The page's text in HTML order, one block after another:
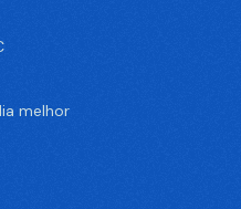
melhor